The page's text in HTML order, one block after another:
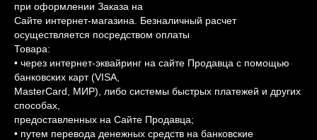
при оформлении Заказа на
Сайте интернет-магазина. Безналичный расчет
осуществляется посредством оплаты
Товара:
• через интернет-эквайринг на сайте Продавца с помощью
банковских карт (VISA,
MasterCard, МИР), либо системы быстрых платежей и других
способах,
предоставленных на Сайте Продавца;
• путем перевода денежных средств на банковские